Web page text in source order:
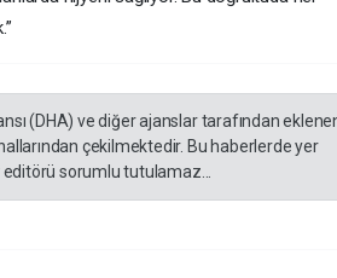
(DHA) ve diğer ajanslar tarafından
çekilmektedir. Bu haberlerde yer
sorumlu tutulamaz...